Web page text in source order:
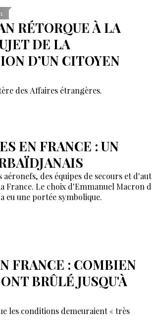
RÉTORQUE À LA
DE LA
D’UN CITOYEN
des Affaires étrangères.
EN FRANCE : UN
des équipes de secours et
France. Le choix d'Emmanuel Macron
eu une portée symbolique.
FRANCE : COMBIEN
BRÛLÉ JUSQU'À
les conditions demeuraient « très